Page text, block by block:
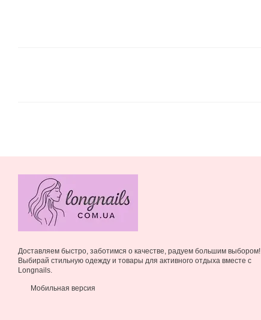
Доставляем быстро, заботимся о качестве, радуем большим выбором!
Выбирай стильную одежду и товары для активного отдыха вместе с
Longnails.
Мобильная версия